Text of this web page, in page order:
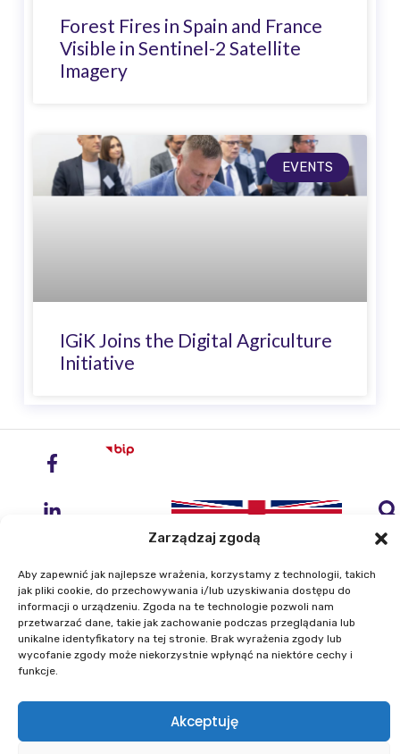
Zarządzaj zgodą
Aby zapewnić jak najlepsze wrażenia, korzystamy z technologii, takich
jak pliki cookie, do przechowywania i/lub uzyskiwania dostępu do
informacji o urządzeniu. Zgoda na te technologie pozwoli nam
przetwarzać dane, takie jak zachowanie podczas przeglądania lub
unikalne identyfikatory na tej stronie. Brak wyrażenia zgody lub
wycofanie zgody może niekorzystnie wpłynąć na niektóre cechy i
funkcje.
Akceptuję
Forest Fires in Spain and France
Visible in Sentinel-2 Satellite
Imagery
EVENTS
IGiK Joins the Digital Agriculture
Initiative
Institute of Geodesy and Cartography
ul. Zygmunta Modzelewskiego 27
Phone: +48 22 329 19 00
E-mail: igik@igik.edu.pl